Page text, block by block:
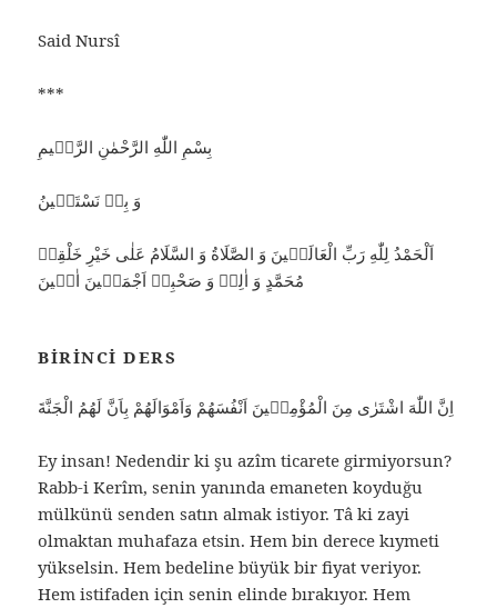
Said Nursî
***
بِسْمِ اللّٰهِ الرَّحْمٰنِ الرَّحٖيمِ
وَ بِهٖ نَسْتَعٖينُ
اَلْحَمْدُ لِلّٰهِ رَبِّ الْعَالَمٖينَ وَ الصَّلَاةُ وَ السَّلَامُ عَلٰى خَيْرِ خَلْقِهٖ
مُحَمَّدٍ وَ اٰلِهٖ وَ صَحْبِهٖ اَجْمَعٖينَ اٰمٖينَ
BIRINCI DERS
اِنَّ اللّٰهَ اشْتَرٰى مِنَ الْمُؤْمِنٖينَ اَنْفُسَهُمْ وَاَمْوَالَهُمْ بِاَنَّ لَهُمُ الْجَنَّةَ
Ey insan! Nedendir ki şu azîm ticarete girmiyorsun?
Rabb-i Kerîm, senin yanında emaneten koyduğu
mülkünü senden satın almak istiyor. Tâ ki zayi
olmaktan muhafaza etsin. Hem bin derece kıymeti
yükselsin. Hem bedeline büyük bir fiyat veriyor.
Hem istifaden için senin elinde bırakıyor. Hem